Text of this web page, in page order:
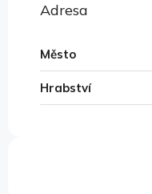
Adresa
Město
Hrabství